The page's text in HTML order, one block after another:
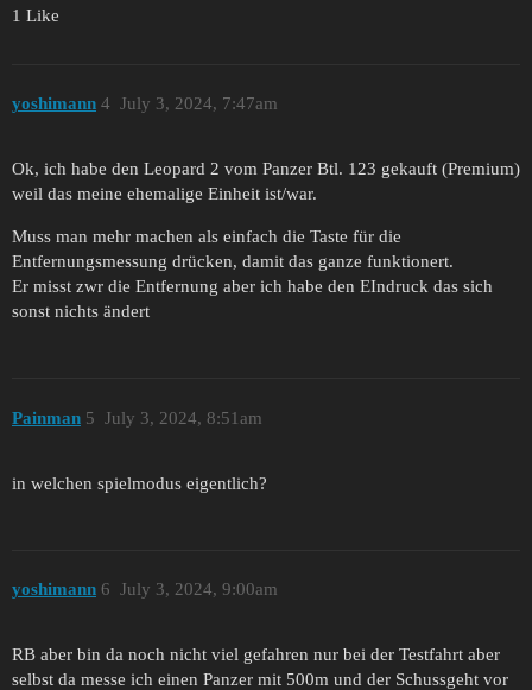
1 Like
yoshimann July 3, 2024, 7:47am
4
Ok, ich habe den Leopard 2 vom Panzer Btl. 123 gekauft (Premium)
weil das meine ehemalige Einheit ist/war.
Muss man mehr machen als einfach die Taste für die
Entfernungsmessung drücken, damit das ganze funktionert.
Er misst zwr die Entfernung aber ich habe den EIndruck das sich
sonst nichts ändert
Painman July 3, 2024, 8:51am
5
in welchen spielmodus eigentlich?
yoshimann July 3, 2024, 9:00am
6
RB aber bin da noch nicht viel gefahren nur bei der Testfahrt aber
selbst da messe ich einen Panzer mit 500m und der Schussgeht vor